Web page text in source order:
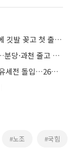
"수원에서 파주로"…경과원, 경기북부에 깃발 꽂고 첫 출근은 봉사활동이었다
올해 경기·인천 아파트 거래 33% 증가…분당·과천 줄고 구리·동탄 늘었다
임태희 vs 안민석, 경기교육감 첫 주말 유세전 돌입…26일 SBS 토론서 진검승부
#노조 #국힘